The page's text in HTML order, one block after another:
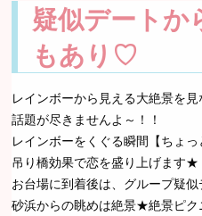
疑似デートか
もあり♡
レインボーから見える大絶景を
話題が尽きませんよ～！！
レインボーをくぐる瞬間【ちょっ
吊り橋効果で恋を盛り上げます★
お台場に到着後は、グループ疑
砂浜からの眺めは絶景★絶景ピク